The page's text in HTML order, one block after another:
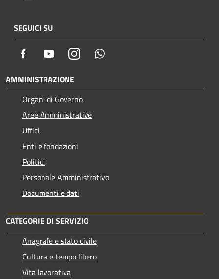
SEGUICI SU
Facebook YoutubeInstagram
AMMINISTRAZIONE
Organi di Governo
Aree Amministrative
Uffici
Enti e fondazioni
Politici
Personale Amministrativo
Documenti e dati
CATEGORIE DI SERVIZIO
Anagrafe e stato civile
Cultura e tempo libero
Vita lavorativa